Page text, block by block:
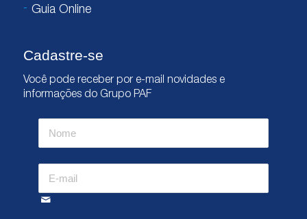
Guia Online
Cadastre-se
Você pode receber por e-mail novidades e
informações do Grupo PAF